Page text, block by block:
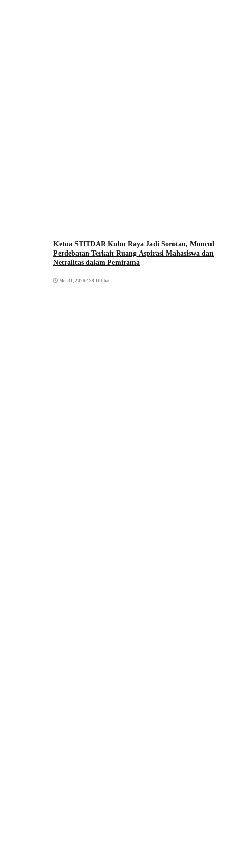
Ketua STITDAR Kubu Raya Jadi Sorotan, Muncul
Perdebatan Terkait Ruang Aspirasi Mahasiswa dan
Netralitas dalam Pemirama
Mei 31, 2026•198 Dilihat